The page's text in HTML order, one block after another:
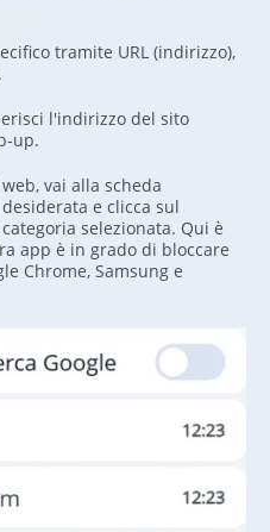
tramite URL (indirizzo),
l'indirizzo del sito
up.
vai alla scheda
e clicca sul
selezionata. Qui è
app è in grado di bloccare
Chrome, Samsung e